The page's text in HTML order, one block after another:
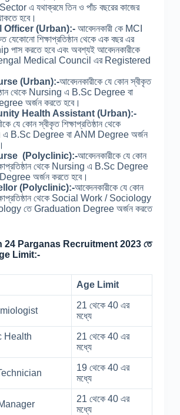
এ যথাক্রমে তিন ও পাঁচ বছরের কাজের
হবে।
Officer (Urban):- আবেদনকারী কে MCI
যেকোনো শিক্ষাপ্রতিষ্ঠান থেকে এক বছর এর
পাস করতে হবে এবং অবশ্যই আবেদনকারীকে
Medical Council এর Registered
(Urban):-আবেদনকারীকে যে কোন স্বীকৃত
থেকে Nursing এ B.Sc Degree বা
অর্জন করতে হবে।
Health Assistant (Urban):-
যে কোন স্বীকৃত শিক্ষাপ্রতিষ্ঠান থেকে
B.Sc Degree বা ANM Degree অর্জন
(Polyclinic):-আবেদনকারীকে যে কোন
থেকে Nursing এ B.Sc Degree
অর্জন করতে হবে।
(Polyclinic):-আবেদনকারীকে যে কোন
থেকে Social Work / Sociology
তে Graduation Degree অর্জন করতে
24 Parganas Recruitment 2023 তে
Limit:-
Age Limit
21 থেকে 40 এর
মধ্যে
Health
21 থেকে 40 এর
মধ্যে
19 থেকে 40 এর
মধ্যে
21 থেকে 40 এর
মধ্যে